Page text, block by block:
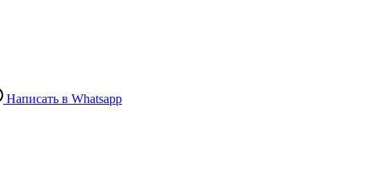
Написать в Whatsapp